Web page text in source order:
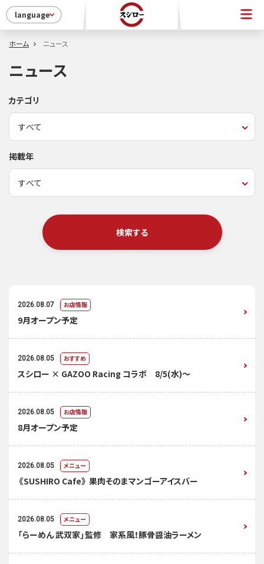
language
ホーム ニュース
ニュース
カテゴリ
掲載年
検索する
2026.08.07 お店情報
9月オープン予定
2026.08.05 おすすめ
スシロー × GAZOO Racing コラボ 8/5(水)～
2026.08.05 お店情報
8月オープン予定
2026.08.05 メニュー
《SUSHIRO Cafe》 果肉そのまマンゴーアイスバー
2026.08.05 メニュー
「らーめん 武双家」監修 家系風！豚骨醤油ラーメン